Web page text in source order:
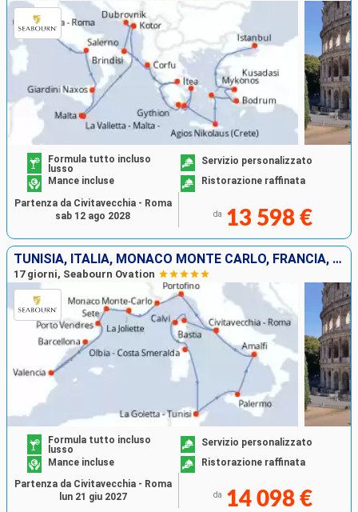
Formula tutto incluso
lusso
Servizio personalizzato
Mance incluse
Ristorazione raffinata
da 13 598 €
Partenza da Civitavecchia - Roma
sab 12 ago 2028
TUNISIA, ITALIA, MONACO MONTE CARLO, FRANCIA, SPAGNA
17 giorni, Seabourn Ovation
Formula tutto incluso
lusso
Servizio personalizzato
Mance incluse
Ristorazione raffinata
da 14 098 €
Partenza da Civitavecchia - Roma
lun 21 giu 2027